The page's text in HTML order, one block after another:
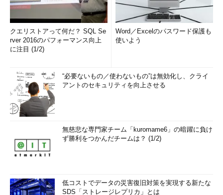
クエリストアって何だ？ SQL Se
rver 2016のパフォーマンス向上
に注目 (1/2)
Word／Excelのパスワード保護も
使いよう
“必要ないもの／使わないもの”は無効化し、クライ
アントのセキュリティを向上させる
無慈悲な専門家チーム「kuromame6」の暗躍に負け
ず勝利をつかんだチームは？ (1/2)
低コストでデータの災害復旧対策を実現する新たな
SDS「ストレージレプリカ」とは